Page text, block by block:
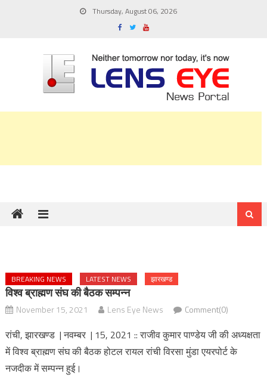
Thursday, August 06, 2026
BREAKING NEWS LATEST NEWS झारखण्ड
विश्व ब्राह्मण संघ की बैठक सम्पन्न
November 15, 2021 Lens Eye News Comment(0)
रांची, झारखण्ड | नवम्बर | 15, 2021 :: राजीव कुमार पाण्डेय जी की अध्यक्षता
में विश्व ब्राह्मण संघ की बैठक होटल रायल रांची विरसा मुंडा एयरपोर्ट के
नजदीक में सम्पन्न हुई।